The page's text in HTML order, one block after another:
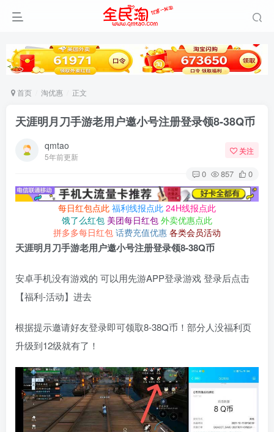
首页 淘优惠 正文
天涯明月刀手游老用户邀小号注册登录领8-38Q币
qmtao
5年前更新
关注
0 857 0
每日红包点此 福利线报点此 24H线报点此
饿了么红包 美团每日红包 外卖优惠点此
拼多多每日红包 话费充值优惠 各类会员活动
天涯明月刀手游老用户邀小号注册登录领8-38Q币
安卓手机没有游戏的 可以用先游APP登录游戏 登录后点击
【福利-活动】进去
根据提示邀请好友登录即可领取8-38Q币！部分人没福利页
升级到12级就有了！